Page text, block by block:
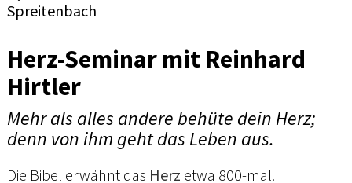
Spreitenbach
Herz-Seminar mit Reinhard
Hirtler
Mehr als alles andere behüte dein Herz;
denn von ihm geht das Leben aus.
Die Bibel erwähnt das Herz etwa 800-mal.